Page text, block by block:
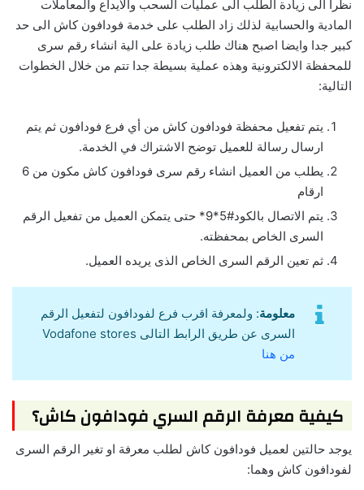
نظرا الى زيادة الطلب الى عمليات السحب والايداع والمعاملات
المادية والحسابية لذلك زاد الطلب على خدمة فودافون كاش الى حد
كبير جدا وايضا اصبح هناك طلب زيادة على الية انشاء رقم سرى
للمحفظة الالكترونية وهذه عملية بسيطة جدا تتم من خلال الخطوات
التالية:
يتم تفعيل محفظة فودافون كاش من أي فرع فودافون ثم يتم
ارسال رسالة للعميل توضح الاشتراك في الخدمة.
يطلب من العميل انشاء رقم سرى فودافون كاش مكون من 6
ارقام
يتم الاتصال بالكود#5*9* حتى يتمكن العميل من تفعيل الرقم
السرى الخاص بمحفظته.
ثم تعين الرقم السرى الخاص الذى يريده العميل.
معلومة: ولمعرفة اقرب فرع لفودافون لتفعيل الرقم
السرى عن طريق الرابط التالى Vodafone stores
من هنا
كيفية معرفة الرقم السري فودافون كاش؟
يوجد حالتين لعميل فودافون كاش لطلب معرفة او تغير الرقم السرى
لفودافون كاش وهما: